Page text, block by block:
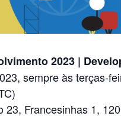
2023 |
sempre às terças-
Francesinhas 1,